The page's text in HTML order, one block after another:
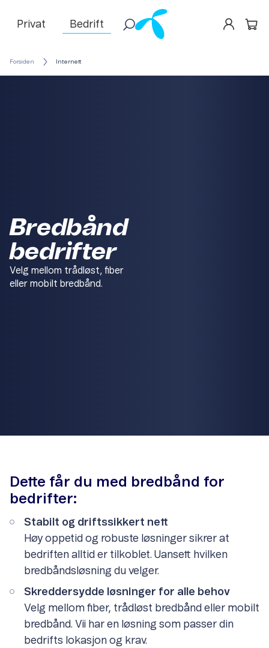
Privat Bedrift
Forsiden Internett
Bredbånd
bedrifter
Velg mellom trådløst, fiber
eller mobilt bredbånd.
Dette får du med bredbånd for
bedrifter:
Stabilt og driftssikkert nett
Høy oppetid og robuste løsninger sikrer at
bedriften alltid er tilkoblet. Uansett hvilken
bredbåndsløsning du velger.
Skreddersydde løsninger for alle behov
Velg mellom fiber, trådløst bredbånd eller mobilt
bredbånd. Vii har en løsning som passer din
bedrifts lokasjon og krav.